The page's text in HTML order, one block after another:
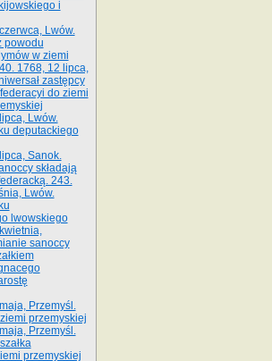
i
Lwów.
powodu
w ziemi
1768, 12 lipca,
zastępcy
do ziemi
Lwów.
deputackiego
Sanok.
składają
243.
Lwów.
lwowskiego
sanoccy
Przemyśl.
przemyskiej
Przemyśl.
przemyskiej